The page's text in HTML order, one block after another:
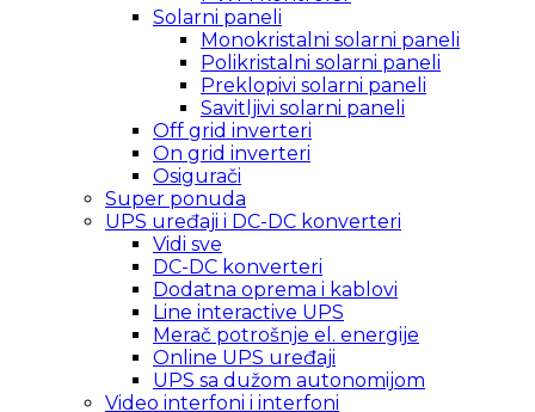
Solarni paneli
Monokristalni solarni paneli
Polikristalni solarni paneli
Preklopivi solarni paneli
Savitljivi solarni paneli
Off grid inverteri
On grid inverteri
Osigurači
Super ponuda
UPS uređaji i DC-DC konverteri
Vidi sve
DC-DC konverteri
Dodatna oprema i kablovi
Line interactive UPS
Merač potrošnje el. energije
Online UPS uređaji
UPS sa dužom autonomijom
Video interfoni i interfoni